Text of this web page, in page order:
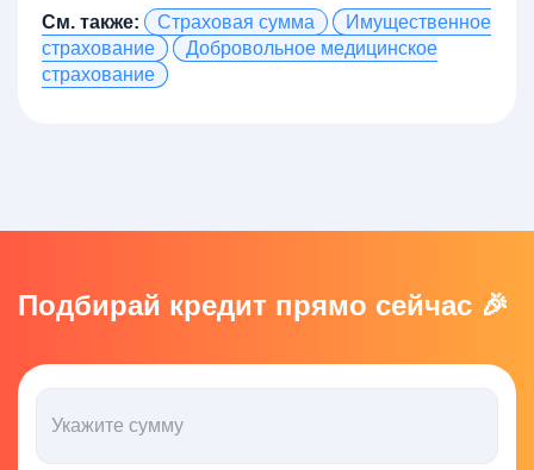
См. также: Страховая сумма
Имущественное
страхование
Добровольное медицинское
страхование
Подбирай кредит прямо сейчас 🎉
Укажите сумму